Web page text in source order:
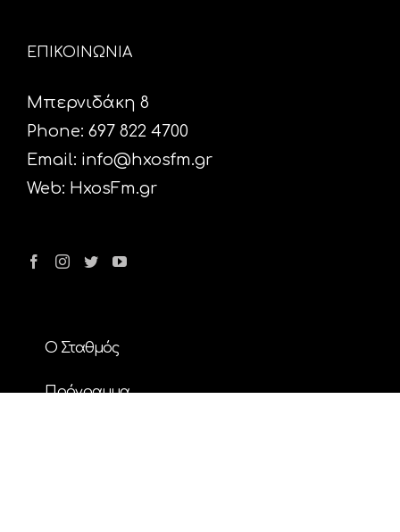
ΕΠΙΚΟΙΝΩΝΙΑ
Μπερνιδάκη 8
Phone: 697 822 4700
Email: info@hxosfm.gr
Web: HxosFm.gr
Ο Σταθμός
Πρόγραμμα